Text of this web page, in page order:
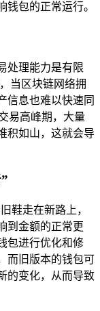
包的正常运行。
处理能力是有限
当区块链网络拥
信息也难以快速同
易高峰期，大量
积如山，这就会导
鞋走在新路上，
到金额的正常更
包进行优化和修
而旧版本的钱包可
的变化，从而导致